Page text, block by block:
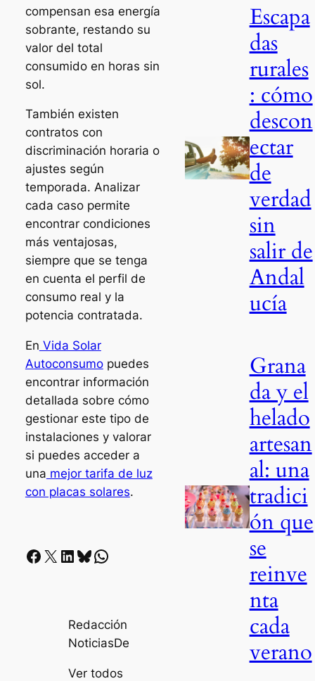
compensan esa energía
sobrante, restando su
valor del total
consumido en horas sin
sol.
También existen
contratos con
discriminación horaria o
ajustes según
temporada. Analizar
cada caso permite
encontrar condiciones
más ventajosas,
siempre que se tenga
en cuenta el perfil de
consumo real y la
potencia contratada.
En Vida Solar
Autoconsumopuedes
encontrar información
detallada sobre cómo
gestionar este tipo de
instalaciones y valorar
si puedes acceder a
una mejor tarifa de luz
con placas solares.
Facebook X LinkedIn Bluesky Whatsapp
Redacción
NoticiasDe
Ver todos
Escapa
das
rurales
: cómo
descon
ectar
de
verdad
sin
salir de
Andal
ucía
Grana
da y el
helado
artesan
al: una
tradici
ón que
se
reinve
nta
cada
verano